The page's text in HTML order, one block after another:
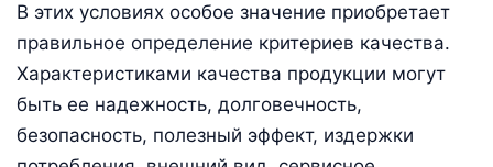
В этих условиях особое значение приобретает
правильное определение критериев качества.
Характеристиками качества продукции могут
быть ее надежность, долговечность,
безопасность, полезный эффект, издержки